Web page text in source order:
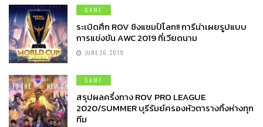
GAME
ระเบิดศึก ROV ชิงแชมป์โลก!! การีน่าเผยรูปแบบ
การแข่งขัน AWC 2019 ที่เวียดนาม
JUNE 26, 2019
GAME
สรุปผลครึ่งทาง ROV PRO LEAGUE
2020/SUMMER บุรีรัมย์ครองหัวตารางทิ้งห่างทุก
ทีม